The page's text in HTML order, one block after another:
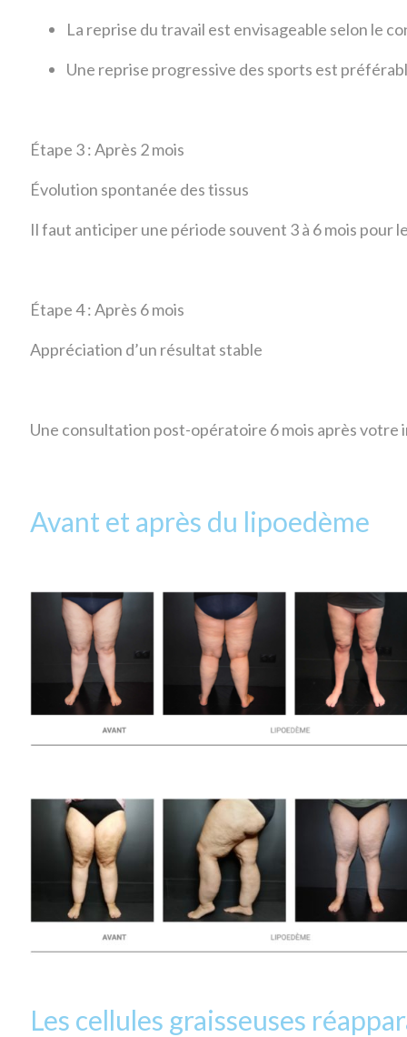
La reprise du travail est envisageable selon le
Une reprise progressive des sports est
Étape 3 : Après 2 mois
Évolution spontanée des tissus
Il faut anticiper une période souvent 3 à 6 mois
Étape 4 : Après 6 mois
Appréciation d’un résultat stable
Une consultation post-opératoire 6 mois après
Avant et après du lipoedème
Les cellules graisseuses